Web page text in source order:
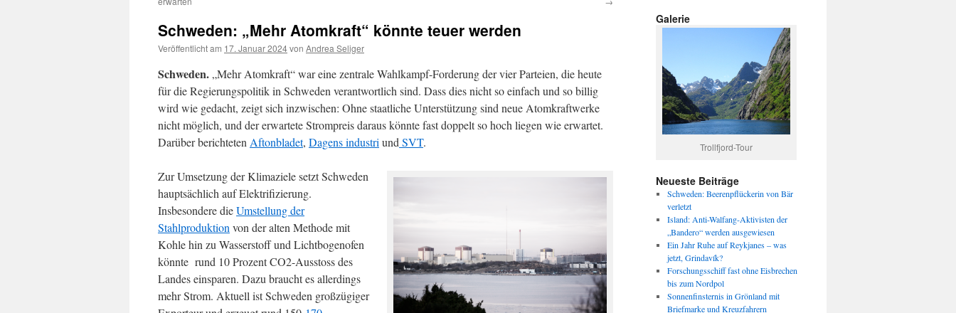
Schweden: „Mehr Atomkraft“ könnte teuer werden
Veröffentlicht am 17. Januar 2024von Andrea Seliger
Schweden. „Mehr Atomkraft“ war eine zentrale Wahlkampf-Forderung der vier Parteien, die heute
für die Regierungspolitik in Schweden verantwortlich sind. Dass dies nicht so einfach und so billig
wird wie gedacht, zeigt sich inzwischen: Ohne staatliche Unterstützung sind neue Atomkraftwerke
nicht möglich, und der erwartete Strompreis daraus könnte fast doppelt so hoch liegen wie erwartet.
Darüber berichteten Aftonbladet, Dagens industri und SVT.
Zur Umsetzung der Klimaziele setzt Schweden
hauptsächlich auf Elektrifizierung.
Insbesondere dieUmstellung der
Stahlproduktion von der alten Methode mit
Kohle hin zu Wasserstoff und Lichtbogenofen
könnte rund 10 Prozent CO2-Ausstoss des
Landes einsparen. Dazu braucht es allerdings
mehr Strom. Aktuell ist Schweden großzügiger
Galerie
Trollfjord-Tour
Neueste Beiträge
Schweden: Beerenpflückerin von Bär
verletzt
Island: Anti-Walfang-Aktivisten der
„Bandero“ werden ausgewiesen
Ein Jahr Ruhe auf Reykjanes – was
jetzt, Grindavík?
Forschungsschiff fast ohne Eisbrechen
bis zum Nordpol
Sonnenfinsternis in Grönland mit
Briefmarke und Kreuzfahrern